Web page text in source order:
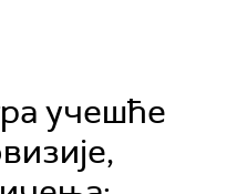
учешће